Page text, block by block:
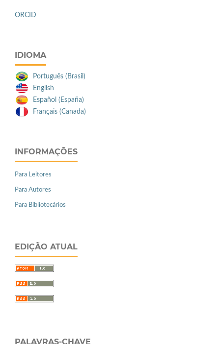
ORCID
IDIOMA
Português (Brasil)
English
Español (España)
Français (Canada)
INFORMAÇÕES
Para Leitores
Para Autores
Para Bibliotecários
EDIÇÃO ATUAL
PALAVRAS-CHAVE